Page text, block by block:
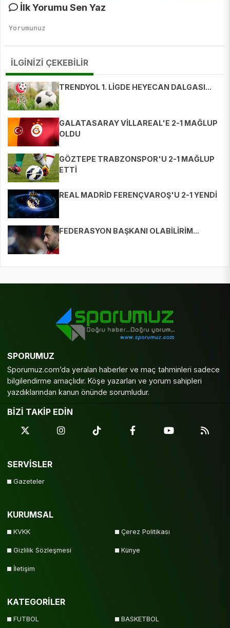
İlk Yorumu Sen Yaz
İLGİNİZİ ÇEKEBİLİR
TRENDYOL 1. LİGDE HEYECAN DALGASI...
GALATASARAY VİLLAREAL'E 2-1 MAĞLUP
OLDU
GÖZTEPE TRABZONSPOR'U 2-1 MAĞLUP
ETTİ
REAL MADRİD FERENÇVAROŞ'U 2-1 YENDİ
FEDERASYON BAŞKANI OLABİLİRİM...
SPORUMUZ
Sporumuz.com’da yeralan haberler ve maç tahminleri sadece
bilgilendirme amaçlıdır. Köşe yazarları ve yorum sahipleri
yazdıklarından kanun önünde sorumludur.
BİZİ TAKİP EDİN
SERVİSLER
Gazeteler
KURUMSAL
KVKK Çerez Politikası
Gizlilik Sözleşmesi Künye
İletişim
KATEGORİLER
FUTBOL BASKETBOL